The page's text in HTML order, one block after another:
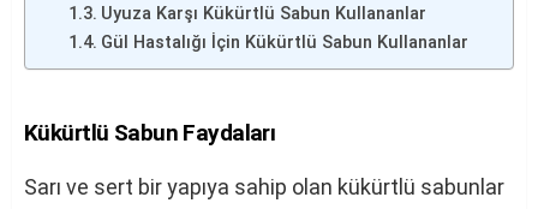
Uyuza Karşı Kükürtlü Sabun Kullananlar
Gül Hastalığı İçin Kükürtlü Sabun Kullananlar
Kükürtlü Sabun Faydaları
Sarı ve sert bir yapıya sahip olan kükürtlü sabunlar